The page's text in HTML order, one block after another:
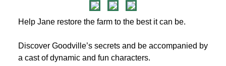
Help Jane restore the farm to the best it can be.
Discover Goodville’s secrets and be accompanied by
a cast of dynamic and fun characters.